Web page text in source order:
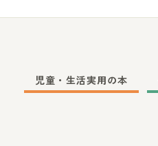
児童・生活実用の本